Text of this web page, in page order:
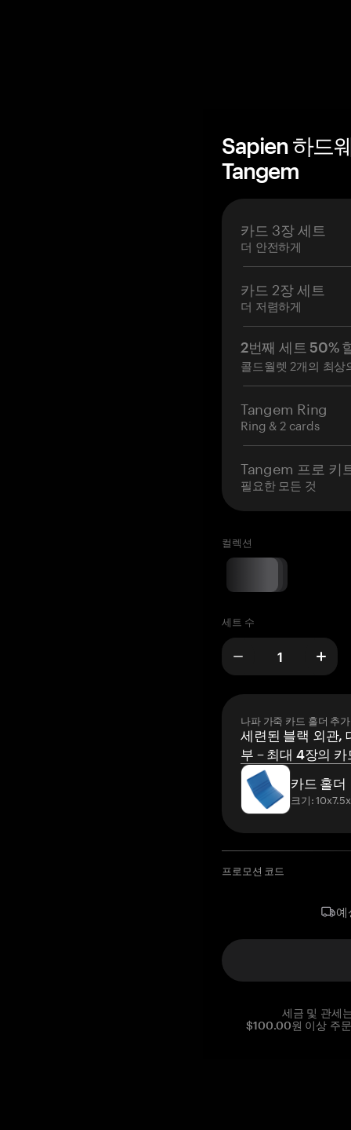
Sapien 하드
Tangem
카드 3장 세트
더 안전하게
카드 2장 세트
더 저렴하게
2번째 세트 50%
콜드월렛 2개의 최상
Tangem Ring
Ring & 2 cards
Tangem 프로 키
필요한 모든 것
컬렉션
세트 수
나파 가죽 카드 홀더 추가
세련된 블랙 외관,
부 – 최대 4장의
카드 홀더
크기:
프로모션 코드
예
세금 및 관세
$100.00원 이상 주